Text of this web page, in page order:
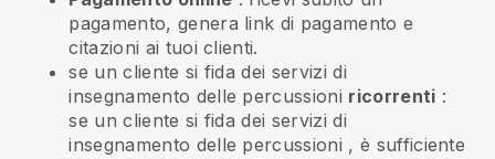
pagamento, genera link di pagamento e
citazioni ai tuoi clienti.
se un cliente si fida dei servizi di
insegnamento delle percussioni ricorrenti :
se un cliente si fida dei servizi di
insegnamento delle percussioni , è sufficiente